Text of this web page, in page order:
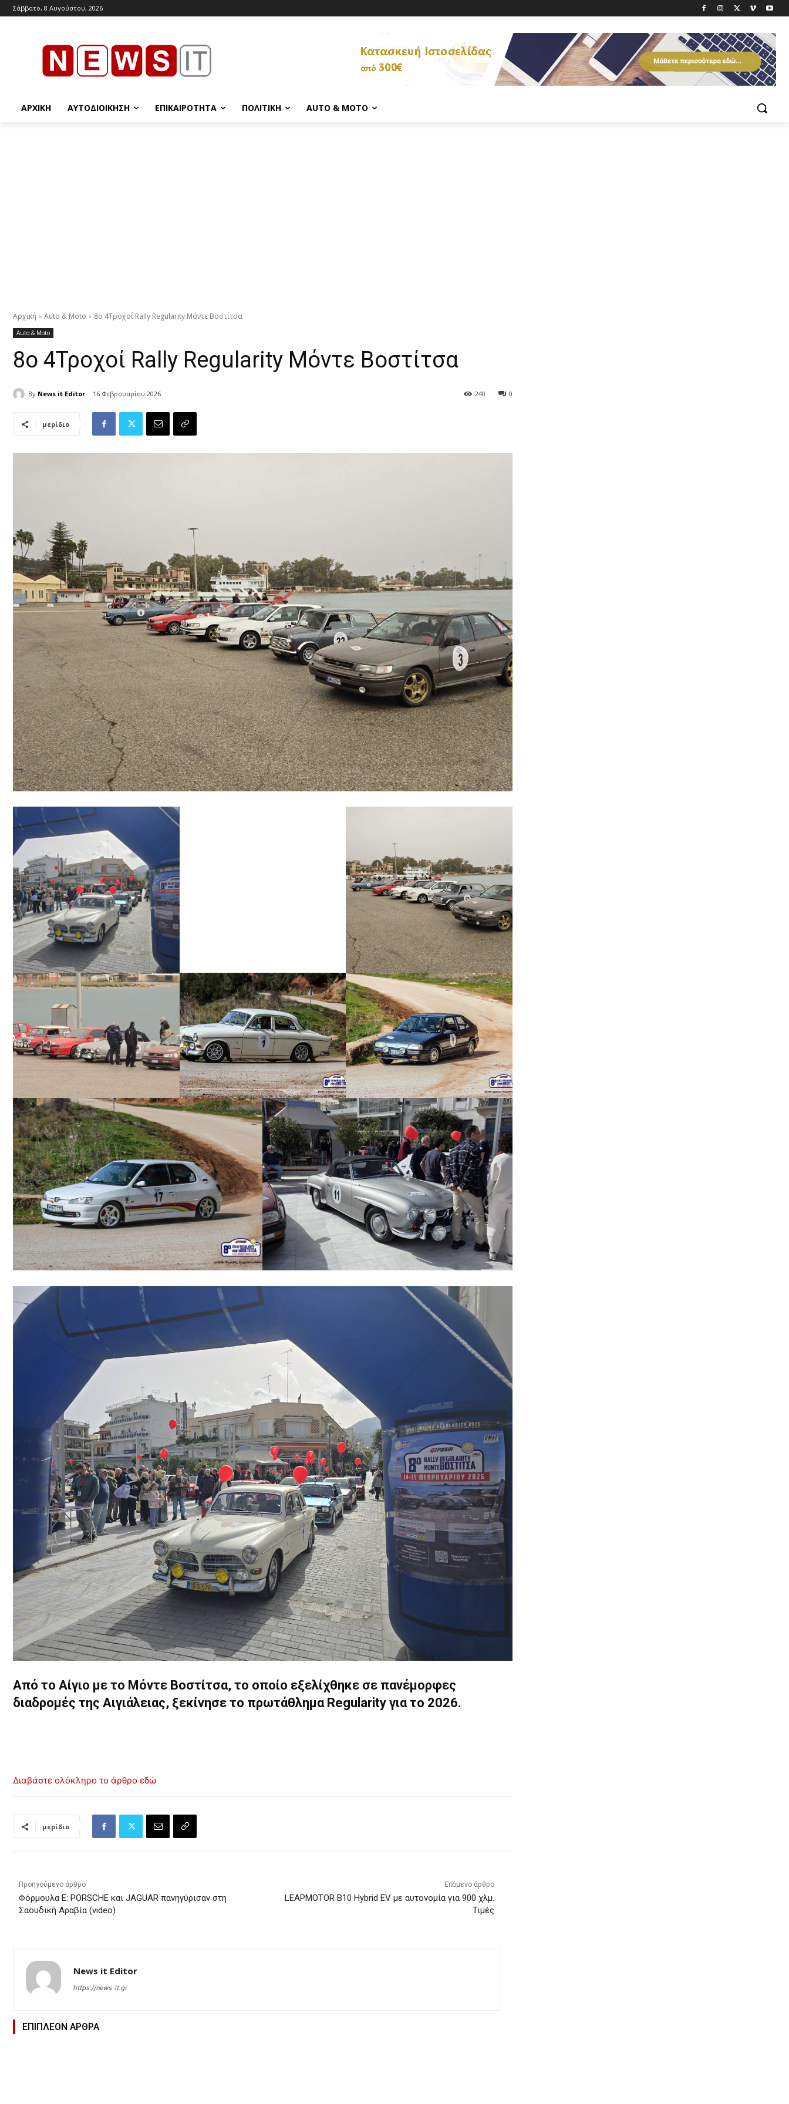
Σάββατο, 8 Αυγούστου, 2026
ΑΡΧΙΚΉ ΑΥΤΟΔΙΟΊΚΗΣΗ ΕΠΙΚΑΙΡΌΤΗΤΑ ΠΟΛΙΤΙΚΉ AUTO & MOTO
Αρχική Auto & Moto 8ο 4Τροχοί Rally Regularity Μόντε Βοστίτσα
Auto & Moto
8ο 4Τροχοί Rally Regularity Μόντε Βοστίτσα
By News it Editor 16 Φεβρουαρίου 2026 0
240
μερίδιο
Από το Αίγιο με το Μόντε Βοστίτσα, το οποίο εξελίχθηκε σε πανέμορφες
διαδρομές της Αιγιάλειας, ξεκίνησε το πρωτάθλημα Regularity για το 2026.
Διαβάστε ολόκληρο το άρθρο εδώ
μερίδιο
Προηγούμενο άρθρο
Φόρμουλα Ε: PORSCHE και JAGUAR πανηγύρισαν στη
Σαουδική Αραβία (video)
Επόμενο άρθρο
LEAPMOTOR B10 Hybrid EV με αυτονομία για 900 χλμ.
Τιμές
News it Editor
https://news-it.gr
ΕΠΙΠΛΕΟΝ ΑΡΘΡΑ